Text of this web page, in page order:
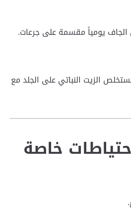
الزيت النباتي على الجلد مع
خاصة